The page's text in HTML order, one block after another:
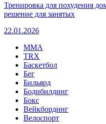
Тренировка для похудения
решение для занятых
22.01.2026
MMA
TRX
Баскетбол
Бег
Бильярд
Бодибилдинг
Бокс
Вейкбординг
Велоспорт